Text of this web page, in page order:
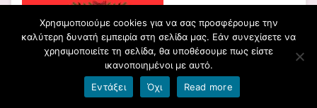
Χρησιμοποιούμε cookies για να σας προσφέρουμε την
καλύτερη δυνατή εμπειρία στη σελίδα μας. Εάν συνεχίσετε να
χρησιμοποιείτε τη σελίδα, θα υποθέσουμε πως είστε
ικανοποιημένοι με αυτό.
Εντάξει
Όχι Read more